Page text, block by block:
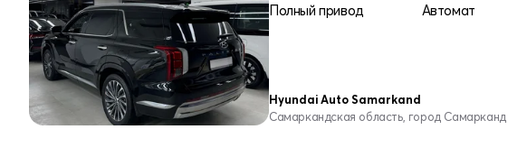
Полный привод
Автомат
Hyundai Auto Samarkand
Самаркандская область, город Самарканд